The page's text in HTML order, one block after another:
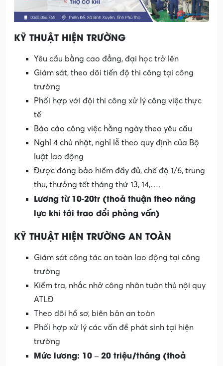
KỸ THUẬT HIỆN TRƯỜNG
Yêu cầu bằng cao đẳng, đại học trở lên
Giám sát, theo dõi tiến độ thi công tại công
trường
Phối hợp với đội thi công xử lý công việc thực
tế
Báo cáo công việc hằng ngày theo yêu cầu
Nghỉ 4 chủ nhật, nghỉ lễ theo quy định của Bộ
luật lao động
Được đóng bảo hiểm đầy đủ, chế độ 1/6, trung
thu, thưởng tết tháng thứ 13, 14,….
Lương từ 10-20tr (thoả thuận theo năng
lực khi tới trao đổi phỏng vấn)
KỸ THUẬT HIỆN TRƯỜNG AN TOÀN
Giám sát công tác an toàn lao động tại công
trường
Kiểm tra, nhắc nhở công nhân tuân thủ nội quy
ATLĐ
Theo dõi hồ sơ, biên bản an toàn
Phối hợp xử lý các vấn đề phát sinh tại hiện
trường
Mức lương: 10 – 20 triệu/tháng (thoả